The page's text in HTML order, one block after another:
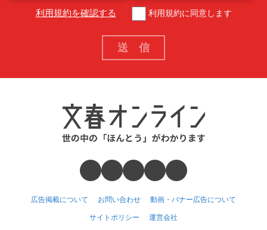
利用規約を確認する 利用規約に同意します
広告掲載について お問い合わせ 動画・バナー広告について
サイトポリシー 運営会社